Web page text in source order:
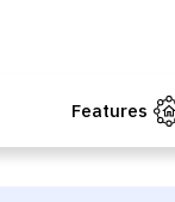
Features